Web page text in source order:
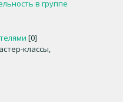
в группе
[0]
классы,